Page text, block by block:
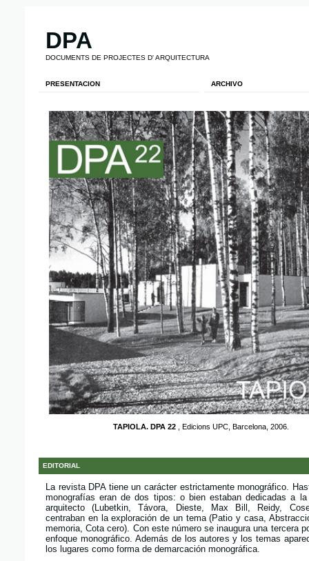
DPA
DOCUMENTS DE PROJECTES D' ARQUITECTURA
PRESENTACION ARCHIVO
TAPIOLA. DPA 22 , Edicions UPC, Barcelona, 2006.
EDITORIAL
La revista DPA tiene un carácter estrictamente monográfico.
monografías eran de dos tipos: o bien estaban dedicadas a
arquitecto (Lubetkin, Távora, Dieste, Max Bill, Reidy,
centraban en la exploración de un tema (Patio y casa,
memoria, Cota cero). Con este número se inaugura una tercera
enfoque monográfico. Además de los autores y los temas
los lugares como forma de demarcación monográfica.